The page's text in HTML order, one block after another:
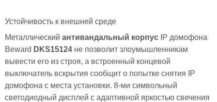
Устойчивость к внешней среде
Металлический антивандальный корпус IP домофона
Beward DKS15124 не позволит злоумышленникам
вывести его из строя, а встроенный концевой
выключатель вскрытия сообщит о попытке снятия IP
домофона с места установки. 8-ми символьный
светодиодный дисплей с адаптивной яркостью свечения